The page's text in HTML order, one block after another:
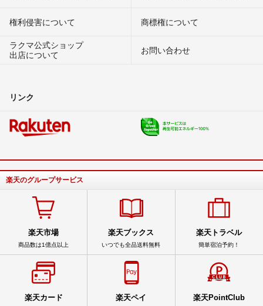
権利侵害について
商標権について
ラクマ公式ショップ
出店について
お問い合わせ
リンク
楽天のグループサービス
楽天市場
商品数は1億点以上
楽天ブックス
いつでも全品送料無料
楽天トラベル
簡単宿泊予約！
楽天カード 楽天ペイ 楽天PointClub